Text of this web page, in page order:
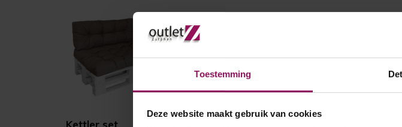
Toestemming
Deze website maakt gebruik van cookies
Kettler set